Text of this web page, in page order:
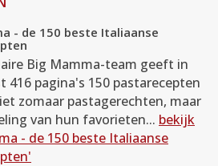
- de 150 beste Italiaanse
Big Mamma-team geeft in
416 pagina's 150 pastarecepten
zomaar pastagerechten, maar
van hun favorieten... bekijk
- de 150 beste Italiaanse